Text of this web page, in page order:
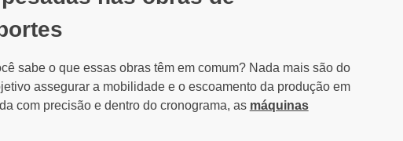
sabe o que essas obras têm em comum? Nada mais são do
assegurar a mobilidade e o escoamento da produção em
com precisão e dentro do cronograma, as máquinas